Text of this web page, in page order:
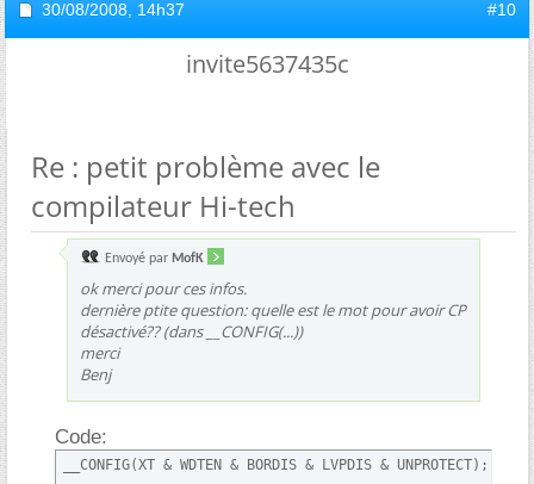
30/08/2008, 14h37 #10
invite5637435c
Re : petit problème avec le
compilateur Hi-tech
Envoyé par MofK
ok merci pour ces infos.
dernière ptite question: quelle est le mot pour avoir CP
désactivé?? (dans __CONFIG(...))
merci
Benj
Code:
__CONFIG(XT & WDTEN & BORDIS & LVPDIS & UNPROTECT);